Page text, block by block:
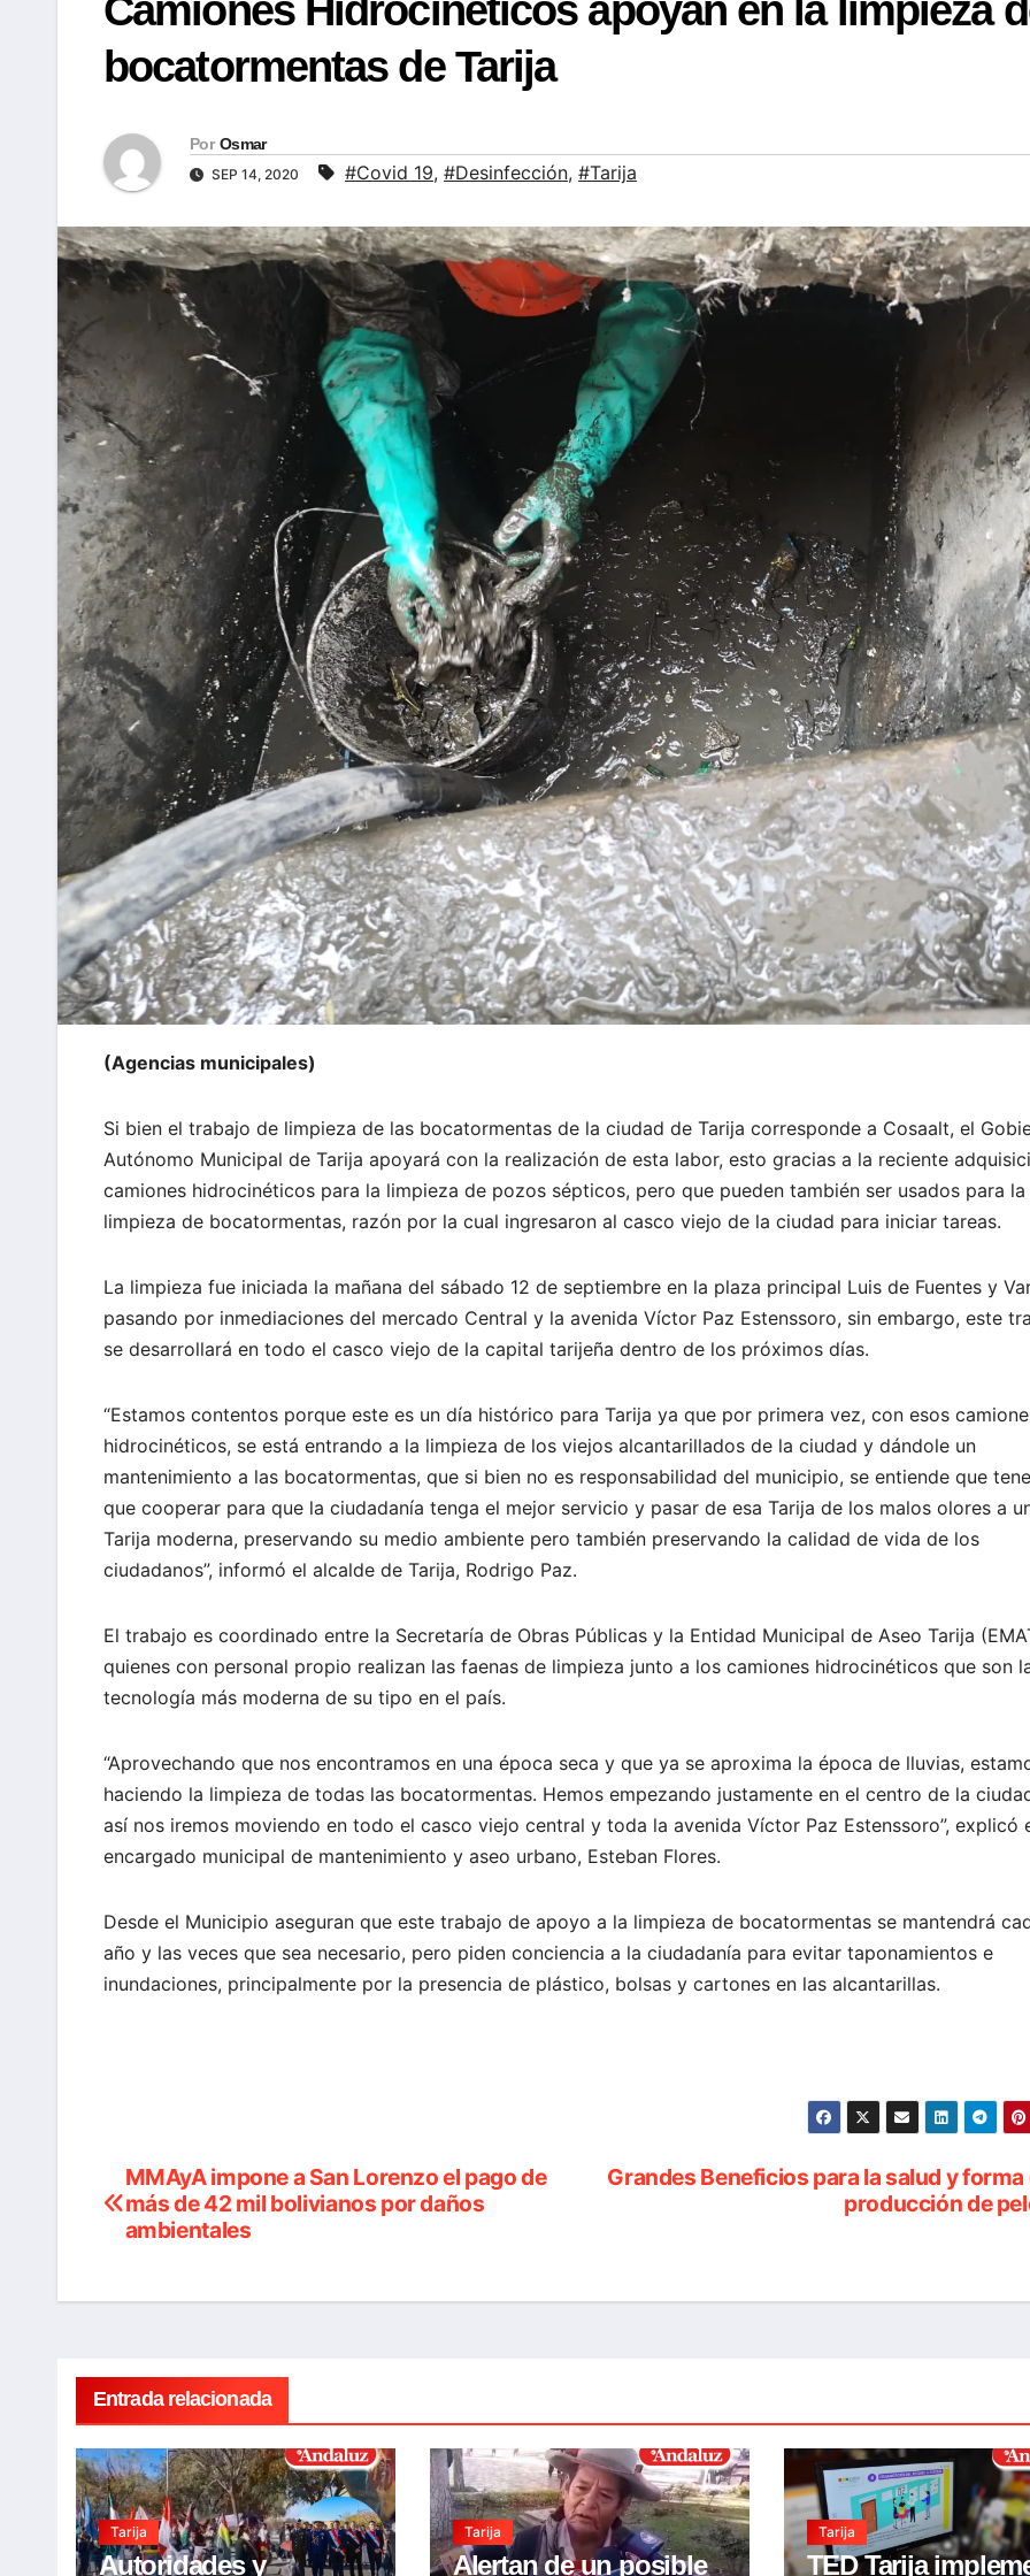
Camiones Hidrocinéticos apoyan en la limpieza
bocatormentas de Tarija
Por Osmar
SEP 14, 2020 #Covid 19, #Desinfección, #Tarija
(Agencias municipales)
Si bien el trabajo de limpieza de las bocatormentas de la ciudad de Tarija corresponde a Cosaalt, el
Autónomo Municipal de Tarija apoyará con la realización de esta labor, esto gracias a la reciente
camiones hidrocinéticos para la limpieza de pozos sépticos, pero que pueden también ser usados para la
limpieza de bocatormentas, razón por la cual ingresaron al casco viejo de la ciudad para iniciar tareas.
La limpieza fue iniciada la mañana del sábado 12 de septiembre en la plaza principal Luis de Fuentes y
pasando por inmediaciones del mercado Central y la avenida Víctor Paz Estenssoro, sin embargo, este
se desarrollará en todo el casco viejo de la capital tarijeña dentro de los próximos días.
“Estamos contentos porque este es un día histórico para Tarija ya que por primera vez, con esos
hidrocinéticos, se está entrando a la limpieza de los viejos alcantarillados de la ciudad y dándole un
mantenimiento a las bocatormentas, que si bien no es responsabilidad del municipio, se entiende que
que cooperar para que la ciudadanía tenga el mejor servicio y pasar de esa Tarija de los malos olores a
Tarija moderna, preservando su medio ambiente pero también preservando la calidad de vida de los
ciudadanos”, informó el alcalde de Tarija, Rodrigo Paz.
El trabajo es coordinado entre la Secretaría de Obras Públicas y la Entidad Municipal de Aseo Tarija
quienes con personal propio realizan las faenas de limpieza junto a los camiones hidrocinéticos que son
tecnología más moderna de su tipo en el país.
“Aprovechando que nos encontramos en una época seca y que ya se aproxima la época de lluvias,
haciendo la limpieza de todas las bocatormentas. Hemos empezando justamente en el centro de la
así nos iremos moviendo en todo el casco viejo central y toda la avenida Víctor Paz Estenssoro”, explicó
encargado municipal de mantenimiento y aseo urbano, Esteban Flores.
Desde el Municipio aseguran que este trabajo de apoyo a la limpieza de bocatormentas se mantendrá
año y las veces que sea necesario, pero piden conciencia a la ciudadanía para evitar taponamientos e
inundaciones, principalmente por la presencia de plástico, bolsas y cartones en las alcantarillas.
Navegación
de
Grandes Beneficios para la salud y forma
producción de
MMAyA impone a San Lorenzo el pago de
más de 42 mil bolivianos por daños
ambientales
Entrada relacionada
Tarija
Autoridades y
Tarija
Alertan de un posible
Tarija
TED Tarija